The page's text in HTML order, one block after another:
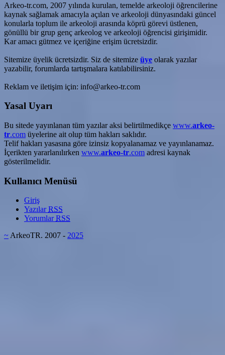
Arkeo-tr.com, 2007 yılında kurulan, temelde arkeoloji öğrencilerine
kaynak sağlamak amacıyla açılan ve arkeoloji dünyasındaki güncel
konularla toplum ile arkeoloji arasında köprü görevi üstlenen,
gönüllü bir grup genç arkeolog ve arkeoloji öğrencisi girişimidir.
Kar amacı gütmez ve içeriğine erişim ücretsizdir.
Sitemize üyelik ücretsizdir. Siz de sitemize üye olarak yazılar
yazabilir, forumlarda tartışmalara katılabilirsiniz.
Reklam ve iletişim için: info@arkeo-tr.com
Yasal Uyarı
Bu sitede yayınlanan tüm yazılar aksi belirtilmedikçe www.arkeo-
tr.com üyelerine ait olup tüm hakları saklıdır.
Telif hakları yasasına göre izinsiz kopyalanamaz ve yayınlanamaz.
İçerikten yararlanılırken www.arkeo-tr.com adresi kaynak
gösterilmelidir.
Kullanıcı Menüsü
Giriş
YazılarRSS
YorumlarRSS
~ ArkeoTR. 2007 - 2025